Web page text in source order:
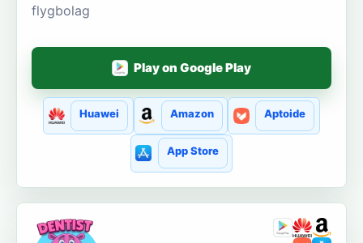
flygbolag
Play on Google Play
Huawei Amazon Aptoide
App Store